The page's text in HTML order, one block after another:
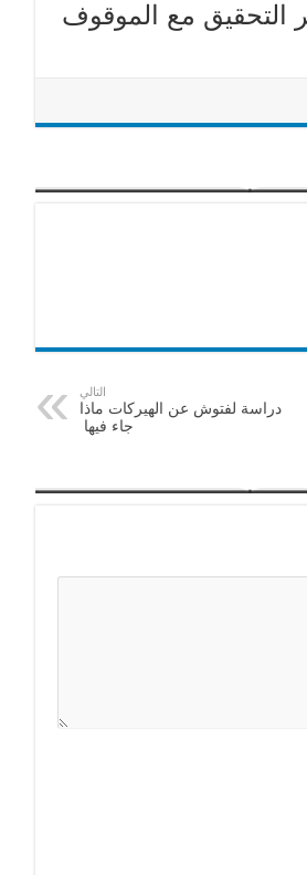
مع الموقوف
التالي
دراسة لفتوش عن الهيركات ماذا
جاء فيها